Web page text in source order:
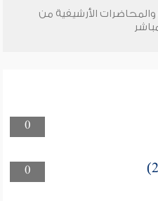
الأرشيفية من
0
0